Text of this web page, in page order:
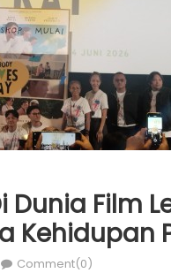
Dunia Film
Kehidupan
Comment(0)